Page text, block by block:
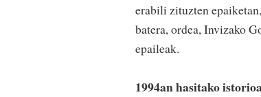
erabili zituzten
batera, ordea, Invizako
epaileak.
1994an hasitako